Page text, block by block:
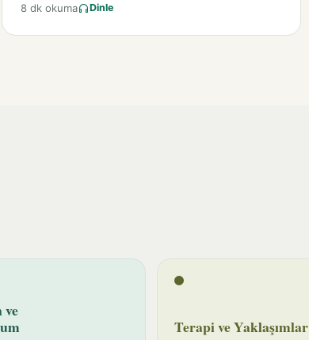
8 dk okuma Dinle
ve
Terapi ve Yaklaşımlar